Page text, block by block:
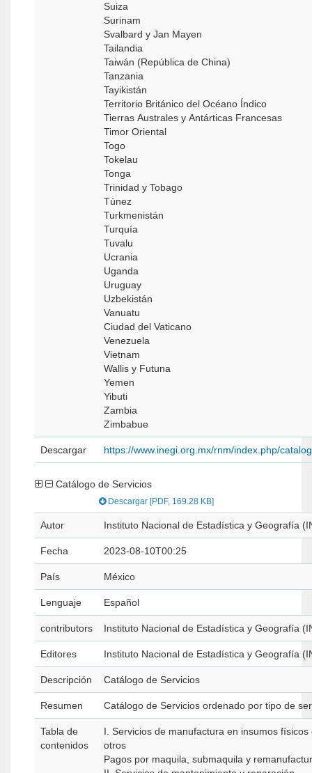
Suiza
Surinam
Svalbard y Jan Mayen
Tailandia
Taiwán (República de China)
Tanzania
Tayikistán
Territorio Británico del Océano Índico
Tierras Australes y Antárticas Francesas
Timor Oriental
Togo
Tokelau
Tonga
Trinidad y Tobago
Túnez
Turkmenistán
Turquía
Tuvalu
Ucrania
Uganda
Uruguay
Uzbekistán
Vanuatu
Ciudad del Vaticano
Venezuela
Vietnam
Wallis y Futuna
Yemen
Yibuti
Zambia
Zimbabue
Descargar https://www.inegi.org.mx/rnm/index.php/
Catálogo de Servicios
Descargar [PDF, 169.28 KB]
Autor Instituto Nacional de Estadística y Geografía
Fecha 2023-08-10T00:25
País México
Lenguaje Español
contributors Instituto Nacional de Estadística y Geografía
Editores Instituto Nacional de Estadística y Geografía
Descripción Catálogo de Servicios
Resumen Catálogo de Servicios ordenado por tipo de
Tabla de
contenidos
I. Servicios de manufactura en insumos
otros
Pagos por maquila, submaquila y